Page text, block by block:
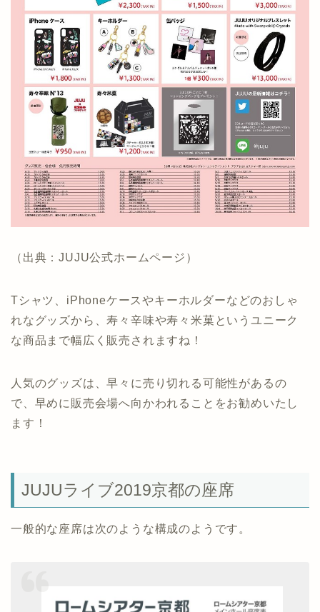
（出典：JUJU公式ホームページ）
Tシャツ、iPhoneケースやキーホルダーなどのおしゃ
れなグッズから、寿々辛味や寿々米菓というユニーク
な商品まで幅広く販売されますね！
人気のグッズは、早々に売り切れる可能性があるの
で、早めに販売会場へ向かわれることをお勧めいたし
ます！
JUJUライブ2019京都の座席
一般的な座席は次のような構成のようです。